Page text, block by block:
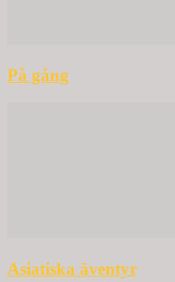
På gång
Asiatiska äventyr